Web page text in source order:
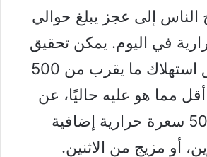
الناس إلى عجز يبلغ حوالي
في اليوم. يمكن تحقيق
ذلك عن طريق استهلاك ما يقرب من 500
مما هو عليه حاليًا، عن
طريق حرق 500 سعرة حرارية إضافية
أو مزيج من الاثنين.